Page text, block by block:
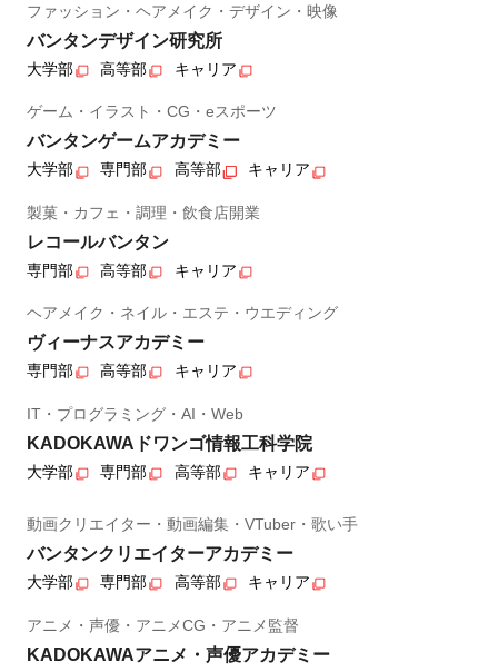
ファッション・ヘアメイク・デザイン・映像
バンタンデザイン研究所
大学部 高等部 キャリア
ゲーム・イラスト・CG・eスポーツ
バンタンゲームアカデミー
大学部 専門部 高等部 キャリア
製菓・カフェ・調理・飲食店開業
レコールバンタン
専門部 高等部 キャリア
ヘアメイク・ネイル・エステ・ウエディング
ヴィーナスアカデミー
専門部 高等部 キャリア
IT・プログラミング・AI・Web
KADOKAWAドワンゴ情報工科学院
大学部 専門部 高等部 キャリア
動画クリエイター・動画編集・VTuber・歌い手
バンタンクリエイターアカデミー
大学部 専門部 高等部 キャリア
アニメ・声優・アニメCG・アニメ監督
KADOKAWAアニメ・声優アカデミー